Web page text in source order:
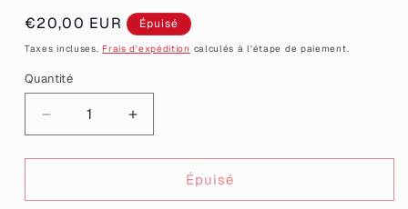
Prix
habituel
€20,00 EUR Épuisé
Taxes incluses. Frais d'expédition calculés à l'étape de paiement.
Quantité
Quantité
Réduire
la
quantité
[MASCULIN]
Augmenter
la
quantité
[MASCULIN]
Épuisé